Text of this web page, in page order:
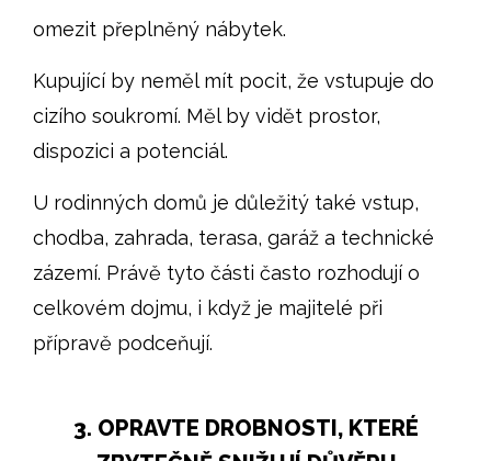
omezit přeplněný nábytek.
Kupující by neměl mít pocit, že vstupuje do
cizího soukromí. Měl by vidět prostor,
dispozici a potenciál.
U rodinných domů je důležitý také vstup,
chodba, zahrada, terasa, garáž a technické
zázemí. Právě tyto části často rozhodují o
celkovém dojmu, i když je majitelé při
přípravě podceňují.
3. OPRAVTE DROBNOSTI, KTERÉ